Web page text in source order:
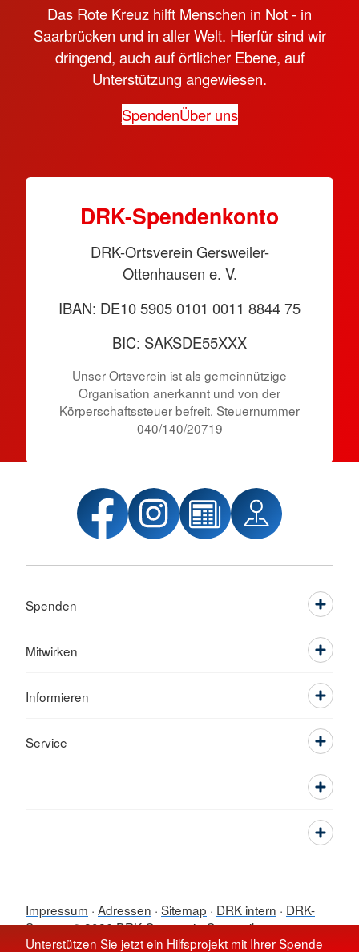
Unterstützen Sie jetzt ein Hilfsprojekt mit Ihrer Spende
Das Rote Kreuz hilft Menschen in Not - in
Saarbrücken und in aller Welt. Hierfür sind wir
dringend, auch auf örtlicher Ebene, auf
Unterstützung angewiesen.
SpendenÜber uns
DRK-Spen­den­konto
DRK-Ortsverein Gersweiler-
Ottenhausen e. V.
IBAN: DE10 5905 0101 0011 8844 75
BIC: SAKSDE55XXX
Unser Ortsverein ist als gemeinnützige
Organisation anerkannt und von der
Körper­schafts­steuer befreit. Steuernummer
040/140/20719
Spenden
Mitwirken
Informieren
Service
Impressum Adressen Sitemap DRK intern
DRK-
Server © 2026 DRK-Ortsverein Gersweiler